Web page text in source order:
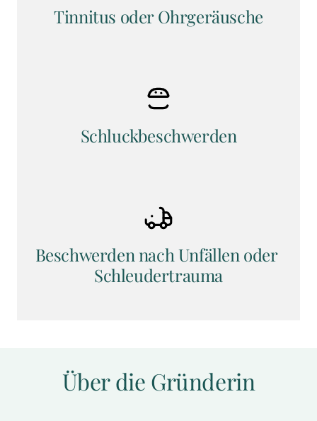
Tinnitus oder Ohrgeräusche
Schluckbeschwerden
Beschwerden nach Unfällen oder
Schleudertrauma
Über die Gründerin